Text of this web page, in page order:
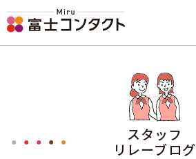
スタッフ
リレーブログ